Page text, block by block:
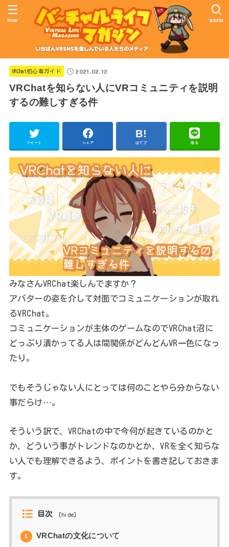
SEARCH
MENU
VRChat初心者ガイド 2021.02.12
VRChatを知らない人にVRコミュニティを説明
するの難しすぎる件
ツイート シェア はてブ 送る
みなさんVRChat楽しんでますか？
アバターの姿を介して対面でコミュニケーションが取れ
るVRChat。
コミュニケーションが主体のゲームなのでVRChat沼に
どっぷり漬かってる人は間関係がどんどんVR一色になっ
たり。
でもそうじゃない人にとっては何のことやら分からない
事だらけ…。
そういう訳で、VRChatの中で今何が起きているのかと
か、どういう事がトレンドなのかとか、VRを全く知らな
い人でも理解できるよう、ポイントを書き記しておきま
す。
目次 [hide]
1 VRChatの文化について